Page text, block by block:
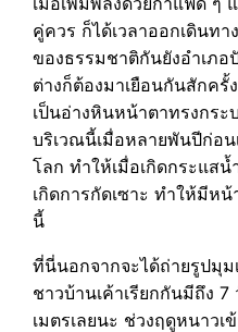
คู่ควร ก็ได้เวลาออกเดินท
ของธรรมชาติกันยังอำเภ
ต่างก็ต้องมาเยือนกันสักครั้
เป็นอ่างหินหน้าตาทรงกร
บริเวณนี้เมื่อหลายพันปีก่อน
โลก ทำให้เมื่อเกิดกระแส
เกิดการกัดเซาะ ทำให้มีห
นี้
ที่นี่นอกจากจะได้ถ่ายรูปมุ
ชาวบ้านเค้าเรียกกันมีถึง
เมตรเลยนะ ช่วงฤดูหนาว